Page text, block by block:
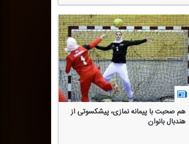
هم صحبت با پیمانه نمازی، پیشكسوتی از
هندبال بانوان